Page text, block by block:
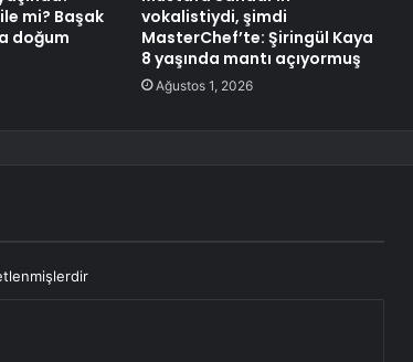
mi? Başak
doğum
vokalistiydi, şimdi
MasterChef’te: Şiringül Kaya
8 yaşında mantı açıyormuş
Ağustos 1, 2026